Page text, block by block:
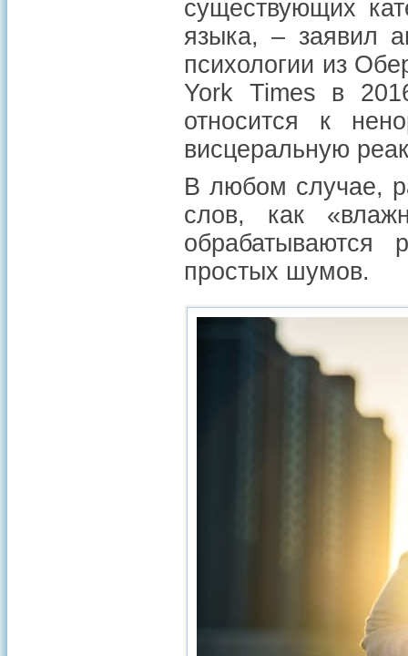
существующих
языка, – заявил
психологии из
York Times в
относится к
висцеральную
В любом случае,
слов, как
обрабатываются
простых шумов.